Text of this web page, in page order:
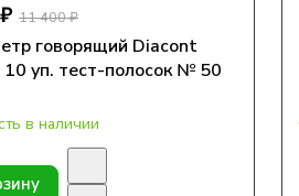
11 400 ₽
говорящий Diacont
10 уп. тест-полосок № 50
в наличии